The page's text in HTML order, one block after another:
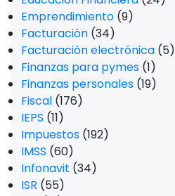
Emprendimiento (9)
Facturación (34)
Facturación electrónica (5)
Finanzas para pymes (1)
Finanzas personales (19)
Fiscal (176)
IEPS (11)
Impuestos (192)
IMSS (60)
Infonavit (34)
ISR (55)